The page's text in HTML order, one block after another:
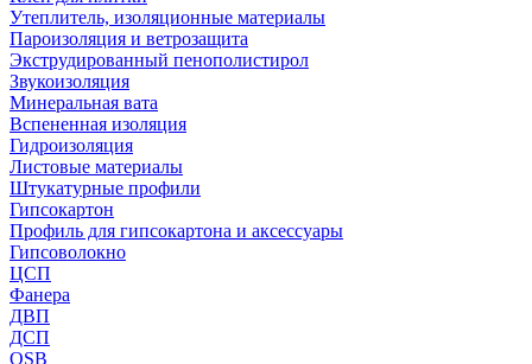
Утеплитель, изоляционные материалы
Пароизоляция и ветрозащита
Экструдированный пенополистирол
Звукоизоляция
Минеральная вата
Вспененная изоляция
Гидроизоляция
Листовые материалы
Штукатурные профили
Гипсокартон
Профиль для гипсокартона и аксессуары
Гипсоволокно
ЦСП
Фанера
ДВП
ДСП
OSB